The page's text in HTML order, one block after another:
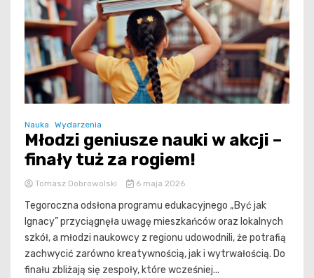
Nauka Wydarzenia
Młodzi geniusze nauki w akcji –
finały tuż za rogiem!
Tomasz Dobrowolski 6 maja 2026
Tegoroczna odsłona programu edukacyjnego „Być jak
Ignacy” przyciągnęła uwagę mieszkańców oraz lokalnych
szkół, a młodzi naukowcy z regionu udowodnili, że potrafią
zachwycić zarówno kreatywnością, jak i wytrwałością. Do
finału zbliżają się zespoły, które wcześniej...